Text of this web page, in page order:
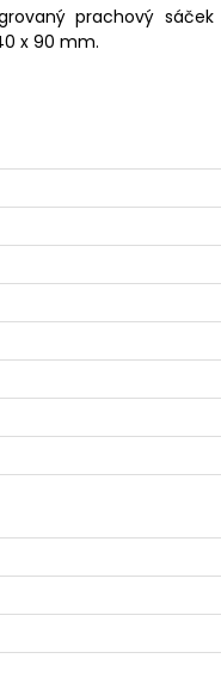
prachový
x 90 mm.